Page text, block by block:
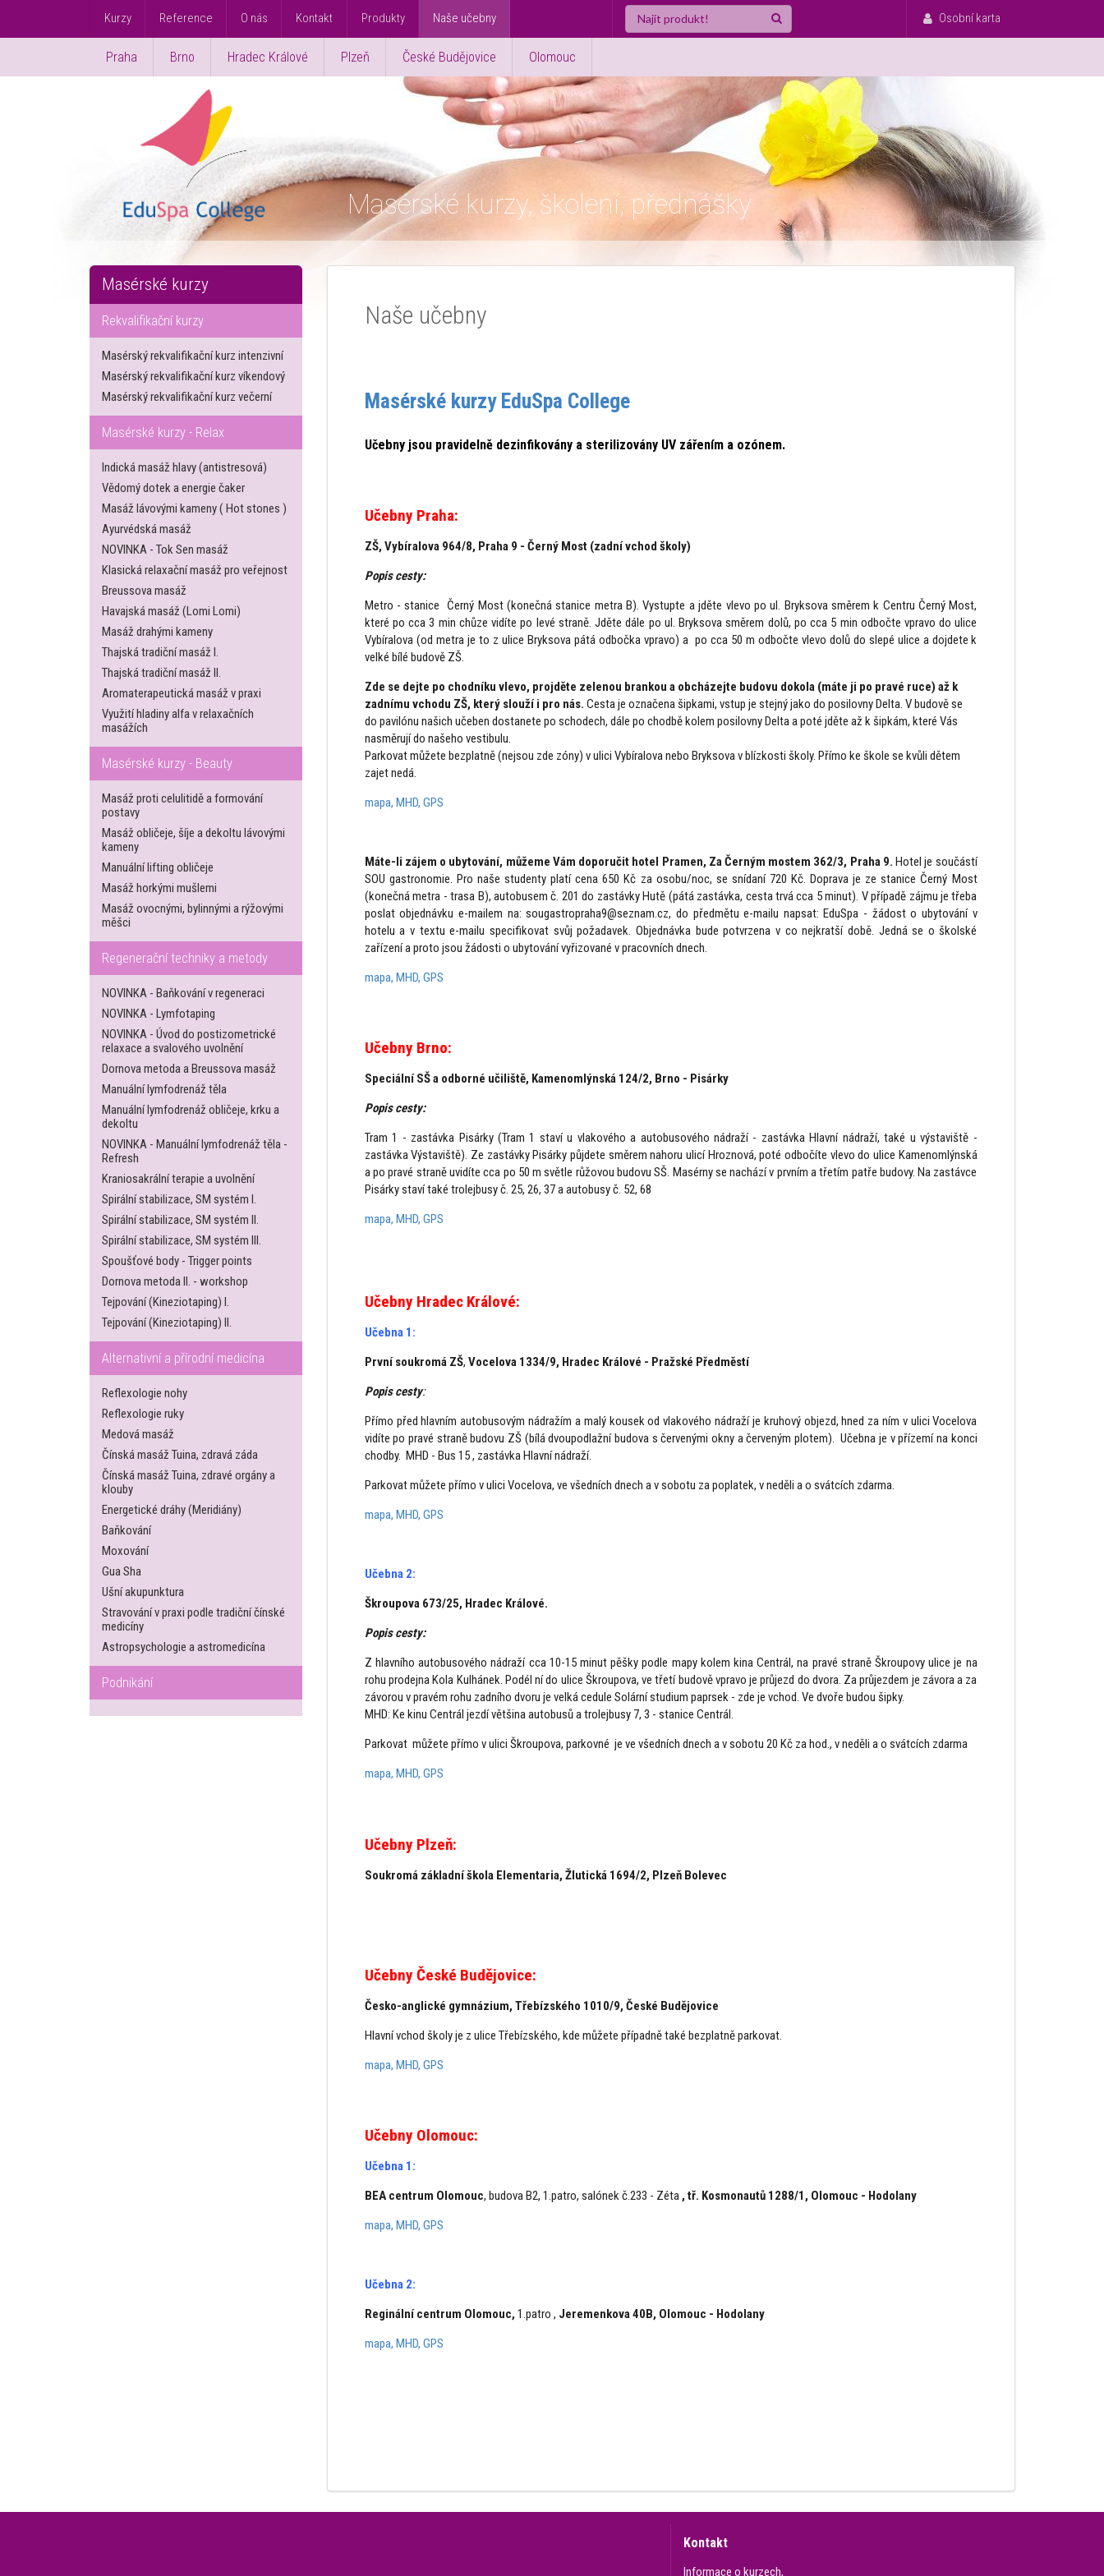
Kurzy Reference O nás Kontakt Produkty Naše učebny Osobní karta
Praha Brno Hradec Králové Plzeň České Budějovice Olomouc
Masérské kurzy, školení, přednášky
Masérské kurzy
Rekvalifikační kurzy
Masérský rekvalifikační kurz intenzivní
Masérský rekvalifikační kurz víkendový
Masérský rekvalifikační kurz večerní
Masérské kurzy - Relax
Indická masáž hlavy (antistresová)
Vědomý dotek a energie čaker
Masáž lávovými kameny ( Hot stones )
Ayurvédská masáž
NOVINKA - Tok Sen masáž
Klasická relaxační masáž pro veřejnost
Breussova masáž
Havajská masáž (Lomi Lomi)
Masáž drahými kameny
Thajská tradiční masáž I.
Thajská tradiční masáž II.
Aromaterapeutická masáž v praxi
Využití hladiny alfa v relaxačních
masážích
Masérské kurzy - Beauty
Masáž proti celulitidě a formování
postavy
Masáž obličeje, šíje a dekoltu lávovými
kameny
Manuální lifting obličeje
Masáž horkými mušlemi
Masáž ovocnými, bylinnými a rýžovými
měšci
Regenerační techniky a metody
NOVINKA - Baňkování v regeneraci
NOVINKA - Lymfotaping
NOVINKA - Úvod do postizometrické
relaxace a svalového uvolnění
Dornova metoda a Breussova masáž
Manuální lymfodrenáž těla
Manuální lymfodrenáž obličeje, krku a
dekoltu
NOVINKA - Manuální lymfodrenáž těla -
Refresh
Kraniosakrální terapie a uvolnění
Spirální stabilizace, SM systém I.
Spirální stabilizace, SM systém II.
Spirální stabilizace, SM systém III.
Spoušťové body - Trigger points
Dornova metoda II. - workshop
Tejpování (Kineziotaping) I.
Tejpování (Kineziotaping) II.
Alternativní a přírodní medicína
Reflexologie nohy
Reflexologie ruky
Medová masáž
Čínská masáž Tuina, zdravá záda
Čínská masáž Tuina, zdravé orgány a
klouby
Energetické dráhy (Meridiány)
Baňkování
Moxování
Gua Sha
Ušní akupunktura
Stravování v praxi podle tradiční čínské
medicíny
Astropsychologie a astromedicína
Podnikání
Naše učebny
Masérské kurzy EduSpa College
Učebny jsou pravidelně dezinfikovány a sterilizovány UV zářením aozónem.
Učebny Praha:
ZŠ, Vybíralova 964/8, Praha 9 - Černý Most (zadní vchod školy)
Popis cesty:
Metro - stanice Černý Most (konečná stanice metra B). Vystupte a jděte vlevo po ul. Bryksova směrem k Centru Černý Most,
které po cca 3 min chůze vidíte po levé straně. Jděte dále po ul. Bryksova směrem dolů, po cca 5 min odbočte vpravo do ulice
Vybíralova (od metra je to z ulice Bryksova pátá odbočka vpravo) a po cca 50 m odbočte vlevo dolů do slepé ulice a dojdete k
velké bílé budově ZŠ.
Zde se dejte po chodníku vlevo, projděte zelenou brankou a obcházejte budovu dokola (máte ji po pravé ruce) až k
zadnímu vchodu ZŠ, který slouží i pro nás. Cesta je označena šipkami, vstup je stejný jako do posilovny Delta. V budově se
do pavilónu našich učeben dostanete po schodech, dále po chodbě kolem posilovny Delta a poté jděte až k šipkám, které Vás
nasměrují do našeho vestibulu.
Parkovat můžete bezplatně (nejsou zde zóny) v ulici Vybíralova nebo Bryksova v blízkosti školy. Přímo ke škole se kvůli dětem
zajet nedá.
mapa, MHD, GPS
Máte-li zájem o ubytování, můžeme Vám doporučit hotel Pramen, Za Černým mostem 362/3, Praha 9.Hotel je součástí
SOU gastronomie. Pro naše studenty platí cena 650 Kč za osobu/noc, se snídaní 720 Kč. Doprava je ze stanice Černý Most
(konečná metra - trasa B), autobusem č. 201 do zastávky Hutě (pátá zastávka, cesta trvá cca 5 minut). V případě zájmu je třeba
poslat objednávku e-mailem na: sougastropraha9@seznam.cz, do předmětu e-mailu napsat: EduSpa - žádost o ubytování v
hotelu a v textu e-mailu specifikovat svůj požadavek. Objednávka bude potvrzena v co nejkratší době. Jedná se o školské
zařízení a proto jsou žádosti o ubytování vyřizované v pracovních dnech.
mapa, MHD, GPS
Učebny Brno:
Speciální SŠ a odborné učiliště, Kamenomlýnská 124/2, Brno - Pisárky
Popis cesty:
Tram 1 - zastávka Pisárky (Tram 1 staví u vlakového a autobusového nádraží - zastávka Hlavní nádraží, také u výstaviště -
zastávka Výstaviště). Ze zastávky Pisárky půjdete směrem nahoru ulicí Hroznová, poté odbočíte vlevo do ulice Kamenomlýnská
a po pravé straně uvidíte cca po 50 m světle růžovou budovu SŠ. Masérny se nachází v prvním a třetím patře budovy. Na zastávce
Pisárky staví také trolejbusy č. 25, 26, 37 a autobusy č. 52, 68
mapa, MHD, GPS
Učebny Hradec Králové:
Učebna 1:
První soukromá ZŠ, Vocelova 1334/9, Hradec Králové - Pražské Předměstí
Popis cesty:
Přímo před hlavním autobusovým nádražím a malý kousek od vlakového nádraží je kruhový objezd, hned za ním v ulici Vocelova
vidíte po pravé straně budovu ZŠ (bílá dvoupodlažní budova s červenými okny a červeným plotem). Učebna je v přízemí na konci
chodby. MHD - Bus 15 , zastávka Hlavní nádraží.
Parkovat můžete přímo v ulici Vocelova, ve všedních dnech a v sobotu za poplatek, v neděli a o svátcích zdarma.
mapa, MHD, GPS
Učebna 2:
Škroupova 673/25, Hradec Králové.
Popis cesty:
Z hlavního autobusového nádraží cca 10-15 minut pěšky podle mapy kolem kina Centrál, na pravé straně Škroupovy ulice je na
rohu prodejna Kola Kulhánek. Podél ní do ulice Škroupova, ve třetí budově vpravo je průjezd do dvora. Za průjezdem je závora a za
závorou v pravém rohu zadního dvoru je velká cedule Solární studium paprsek - zde je vchod. Ve dvoře budou šipky.
MHD: Ke kinu Centrál jezdí většina autobusů a trolejbusy 7, 3 - stanice Centrál.
Parkovat můžete přímo v ulici Škroupova, parkovné je ve všedních dnech a v sobotu 20 Kč za hod., v neděli a o svátcích zdarma
mapa, MHD, GPS
Učebny Plzeň:
Soukromá základní škola Elementaria, Žlutická 1694/2, Plzeň Bolevec
Učebny České Budějovice:
Česko-anglické gymnázium, Třebízského 1010/9, České Budějovice
Hlavní vchod školy je z ulice Třebízského, kde můžete případně také bezplatně parkovat.
mapa, MHD, GPS
Učebny Olomouc:
Učebna 1:
BEA centrum Olomouc, budova B2, 1.patro, salónek č.233 - Zéta, tř. Kosmonautů 1288/1, Olomouc - Hodolany
mapa, MHD, GPS
Učebna 2:
Reginální centrum Olomouc, 1.patro , Jeremenkova 40B, Olomouc - Hodolany
mapa, MHD, GPS
Kontakt
Informace o kurzech,